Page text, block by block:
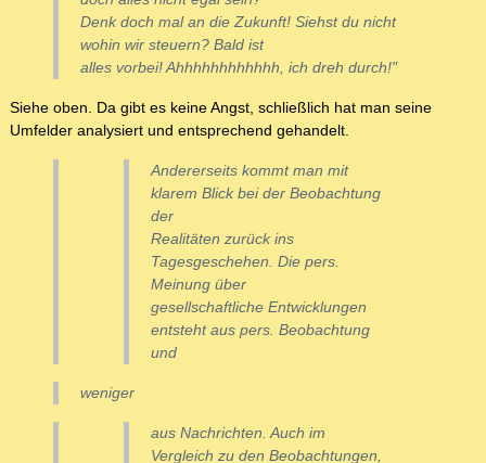
Denk doch mal an die Zukunft! Siehst du nicht
wohin wir steuern? Bald ist
alles vorbei! Ahhhhhhhhhhhh, ich dreh durch!"
Siehe oben. Da gibt es keine Angst, schließlich hat man seine
Umfelder analysiert und entsprechend gehandelt.
Andererseits kommt man mit
klarem Blick bei der Beobachtung
der
Realitäten zurück ins
Tagesgeschehen. Die pers.
Meinung über
gesellschaftliche Entwicklungen
entsteht aus pers. Beobachtung
und
weniger
aus Nachrichten. Auch im
Vergleich zu den Beobachtungen,